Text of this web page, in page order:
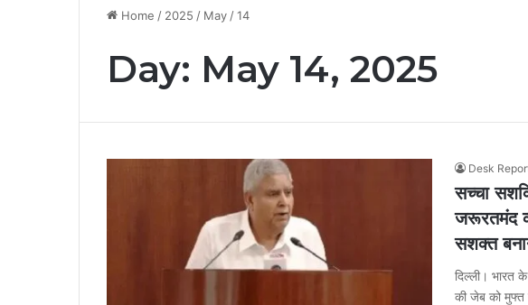
Home / 2025 / May /14
Day: May 14, 2025
Desk
सच्चा
जरूरतमंद
सशक्त
दिल्ली। भारत
की जेब को मुफ्त